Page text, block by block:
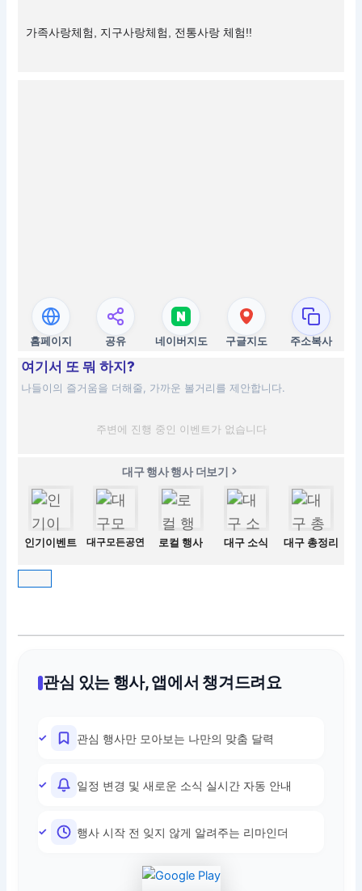
가족사랑체험, 지구사랑체험, 전통사랑 체험!!
홈페이지 공유 네이버지도 구글지도 주소복사
여기서 또 뭐 하지?
나들이의 즐거움을 더해줄, 가까운 볼거리를 제안합니다.
주변에 진행 중인 이벤트가 없습니다
대구 행사 행사 더보기
인기이벤트 대구모든공연 로컬 행사 대구 소식 대구 총정리
관심 있는 행사, 앱에서 챙겨드려요
관심 행사만 모아보는 나만의 맞춤 달력
일정 변경 및 새로운 소식 실시간 자동 안내
행사 시작 전 잊지 않게 알려주는 리마인더